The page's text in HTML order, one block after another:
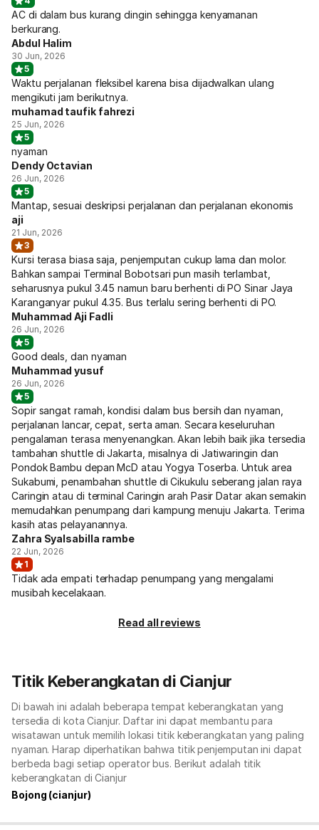
AC di dalam bus kurang dingin sehingga kenyamanan
berkurang.
Abdul Halim
30 Jun, 2026
5
Waktu perjalanan fleksibel karena bisa dijadwalkan ulang
mengikuti jam berikutnya.
muhamad taufik fahrezi
25 Jun, 2026
5
nyaman
Dendy Octavian
26 Jun, 2026
5
Mantap, sesuai deskripsi perjalanan dan perjalanan ekonomis
aji
21 Jun, 2026
3
Kursi terasa biasa saja, penjemputan cukup lama dan molor.
Bahkan sampai Terminal Bobotsari pun masih terlambat,
seharusnya pukul 3.45 namun baru berhenti di PO Sinar Jaya
Karanganyar pukul 4.35. Bus terlalu sering berhenti di PO.
Muhammad Aji Fadli
26 Jun, 2026
5
Good deals, dan nyaman
Muhammad yusuf
26 Jun, 2026
5
Sopir sangat ramah, kondisi dalam bus bersih dan nyaman,
perjalanan lancar, cepat, serta aman. Secara keseluruhan
pengalaman terasa menyenangkan. Akan lebih baik jika tersedia
tambahan shuttle di Jakarta, misalnya di Jatiwaringin dan
Pondok Bambu depan McD atau Yogya Toserba. Untuk area
Sukabumi, penambahan shuttle di Cikukulu seberang jalan raya
Caringin atau di terminal Caringin arah Pasir Datar akan semakin
memudahkan penumpang dari kampung menuju Jakarta. Terima
kasih atas pelayanannya.
Zahra Syalsabilla rambe
22 Jun, 2026
1
Tidak ada empati terhadap penumpang yang mengalami
musibah kecelakaan.
Read all reviews
Titik Keberangkatan di Cianjur
Di bawah ini adalah beberapa tempat keberangkatan yang
tersedia di kota Cianjur. Daftar ini dapat membantu para
wisatawan untuk memilih lokasi titik keberangkatan yang paling
nyaman. Harap diperhatikan bahwa titik penjemputan ini dapat
berbeda bagi setiap operator bus. Berikut adalah titik
keberangkatan di Cianjur
Bojong (cianjur)